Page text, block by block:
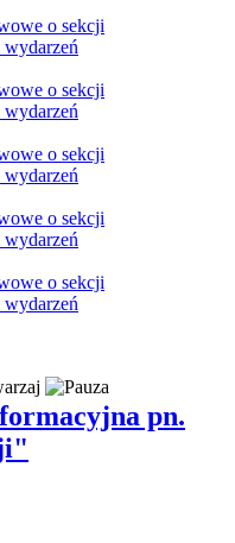
o sekcji
o sekcji
o sekcji
o sekcji
o sekcji
pn.